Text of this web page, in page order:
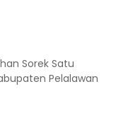
Sorek Satu
Pelalawan